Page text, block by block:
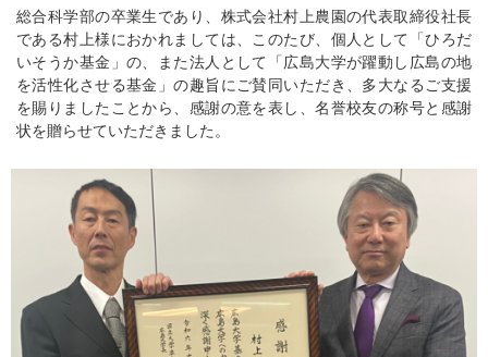
総合科学部の卒業生であり、株式会社村上農園の代表取締役社長
である村上様におかれましては、このたび、個人として「ひろだ
いそうか基金」の、また法人として「広島大学が躍動し広島の地
を活性化させる基金」の趣旨にご賛同いただき、多大なるご支援
を賜りましたことから、感謝の意を表し、名誉校友の称号と感謝
状を贈らせていただきました。